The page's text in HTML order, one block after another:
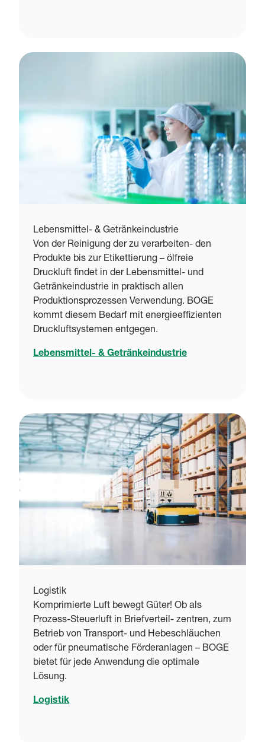
Lebensmittel- & Getränkeindustrie
Von der Reinigung der zu verarbeiten- den
Produkte bis zur Etikettierung – ölfreie
Druckluft findet in der Lebensmittel- und
Getränkeindustrie in praktisch allen
Produktionsprozessen Verwendung. BOGE
kommt diesem Bedarf mit energieeffizienten
Druckluftsystemen entgegen.
Lebensmittel- & Getränkeindustrie
Logistik
Komprimierte Luft bewegt Güter! Ob als
Prozess-Steuerluft in Briefverteil- zentren, zum
Betrieb von Transport- und Hebeschläuchen
oder für pneumatische Förderanlagen – BOGE
bietet für jede Anwendung die optimale
Lösung.
Logistik